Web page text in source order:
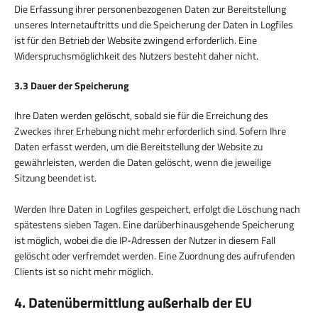
Die Erfassung ihrer personenbezogenen Daten zur Bereitstellung
unseres Internetauftritts und die Speicherung der Daten in Logfiles
ist für den Betrieb der Website zwingend erforderlich. Eine
Widerspruchsmöglichkeit des Nutzers besteht daher nicht.
3.3 Dauer der Speicherung
Ihre Daten werden gelöscht, sobald sie für die Erreichung des
Zweckes ihrer Erhebung nicht mehr erforderlich sind. Sofern Ihre
Daten erfasst werden, um die Bereitstellung der Website zu
gewährleisten, werden die Daten gelöscht, wenn die jeweilige
Sitzung beendet ist.
Werden Ihre Daten in Logfiles gespeichert, erfolgt die Löschung nach
spätestens sieben Tagen. Eine darüberhinausgehende Speicherung
ist möglich, wobei die die IP-Adressen der Nutzer in diesem Fall
gelöscht oder verfremdet werden. Eine Zuordnung des aufrufenden
Clients ist so nicht mehr möglich.
4. Datenübermittlung außerhalb der EU